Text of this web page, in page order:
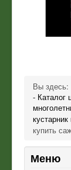
Вы здесь:
- Каталог
купить
Меню